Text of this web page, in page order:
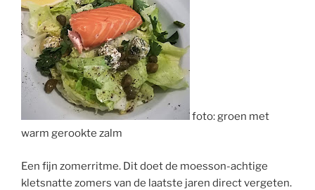
foto: groen met
warm gerookte zalm
Een fijn zomerritme. Dit doet de moesson-achtige
kletsnatte zomers van de laatste jaren direct vergeten.